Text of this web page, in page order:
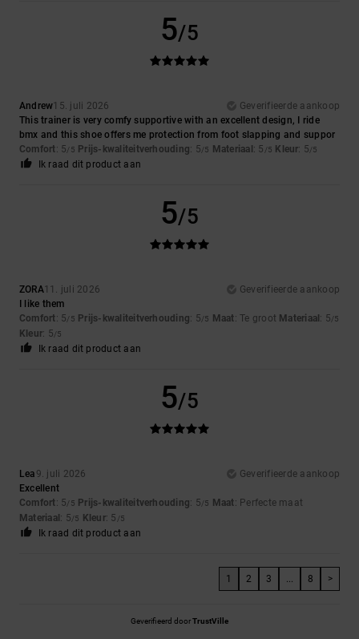
5/5
Andrew15. juli 2026
Geverifieerde aankoop
This trainer is very comfy supportive with an excellent design, I ride
bmx and this shoe offers me protection from foot slapping and suppor
Comfort: 5/5 Prijs-kwaliteitverhouding: 5/5 Materiaal: 5 /5 Kleur: 5/5
Ik raad dit product aan
5/5
ZORA11. juli 2026
Geverifieerde aankoop
I like them
Comfort: 5/5 Prijs-kwaliteitverhouding: 5/5 Maat: Te groot Materiaal: 5/5
Kleur: 5/5
Ik raad dit product aan
5/5
Lea 9. juli 2026
Geverifieerde aankoop
Excellent
Comfort: 5/5 Prijs-kwaliteitverhouding: 5/5 Maat: Perfecte maat
Materiaal: 5/5 Kleur: 5 /5
Ik raad dit product aan
1 2 3 8 >
Geverifieerd doorTrustVille